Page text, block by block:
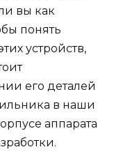
вы как
понять
устройств,
его деталей
в наши
аппарата